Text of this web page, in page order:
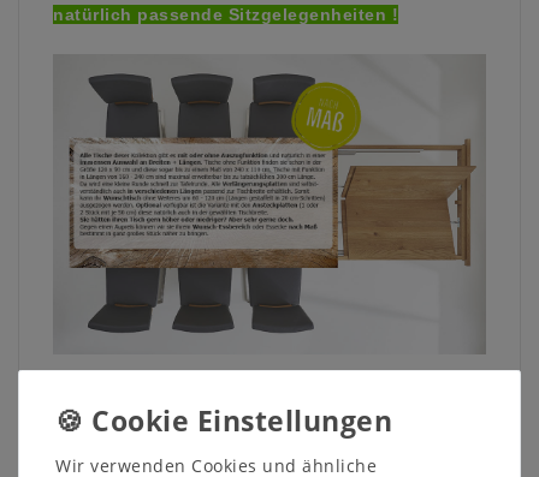
natürlich passende Sitzgelegenheiten !
Moderne und passende Sitzgelegenheiten finden
Sie hier natürlich auch
Wir verwenden Cookies und ähnliche